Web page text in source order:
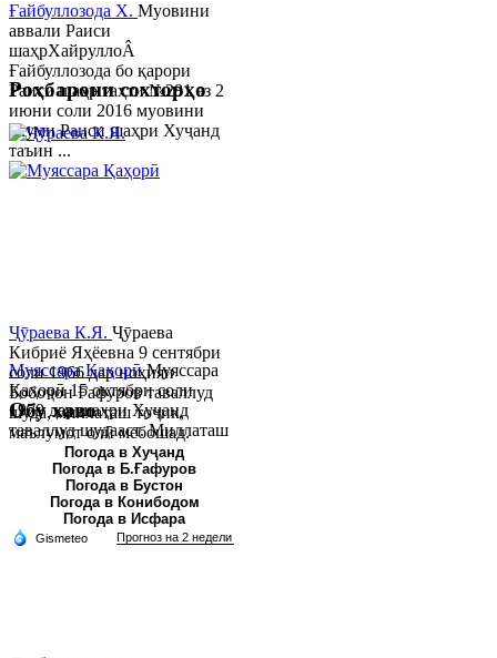
Ғайбуллозода Х. Муовини
аввали Раиси
шаҳрХайруллоÂ
Ғайбуллозода бо қарори
Раиси шаҳр таҳти №281 аз 2
июни соли 2016 муовини
якуми Раиси шаҳри Хуҷанд
таъин ...
Муяссара ҚаҳорӣМуяссара
Қаҳорӣ 15 октябри соли
1979 дар шаҳри Хуҷанд
таваллуд шудааст. Миллаташ
тоҷик. Маълумот олӣ. Соли
2002 Донишгоҳи давлатии
Хуҷанд ба...
Роҳбарони сохторҳо
Ҷӯраева К.Я. Ҷӯраева
Кибриё Яҳёевна 9 сентябри
соли 1966 дар ноҳияи
Бобоҷон Ғафуров таваллуд
шуда, миллаташ тоҷик,
маълумот олӣ мебошад.
Соли 1997 Донишг...
Обу хаво
Погода в Хуҷанд
Погода в Б.Ғафуров
Погода в Бустон
Погода в Конибодом
Погода в Исфара